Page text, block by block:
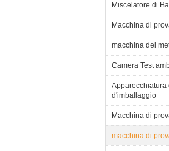
Miscelatore di
Macchina di
macchina del
Camera Test
Apparecchiatura
d'imballaggio
Macchina di
macchina di